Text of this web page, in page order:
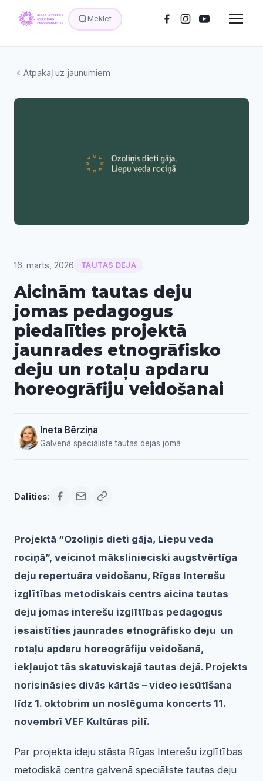
Meklēt
Atpakaļ uz jaunumiem
16. marts, 2026 TAUTAS DEJA
Aicinām tautas deju
jomas pedagogus
piedalīties projektā
jaunrades etnogrāfisko
deju un rotaļu apdaru
horeogrāfiju veidošanai
Ineta Bērziņa
Galvenā speciāliste tautas dejas jomā
Dalīties:
Projektā “Ozoliņis dieti gāja, Liepu veda
rociņā”, veicinot mākslinieciski augstvērtīga
deju repertuāra veidošanu, Rīgas Interešu
izglītības metodiskais centrs aicina tautas
deju jomas interešu izglītības pedagogus
iesaistīties jaunrades etnogrāfisko deju un
rotaļu apdaru horeogrāfiju veidošanā,
iekļaujot tās skatuviskajā tautas dejā. Projekts
norisināsies divās kārtās – video iesūtīšana
līdz 1. oktobrim un noslēguma koncerts 11.
novembrī VEF Kultūras pilī.
Par projekta ideju stāsta Rīgas Interešu izglītības
metodiskā centra galvenā speciāliste tautas deju